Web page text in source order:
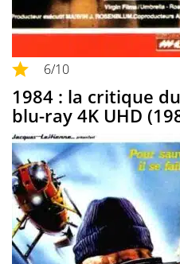
6/10
1984 : la critique
blu-ray 4K UHD